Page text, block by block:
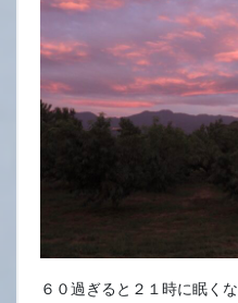
６０過ぎると２１時に眠く